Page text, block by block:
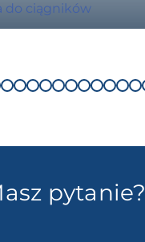
do ciągników
pytanie?